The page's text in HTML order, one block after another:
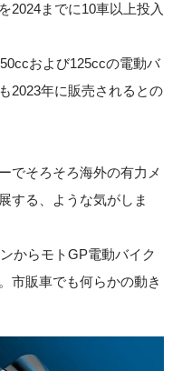
2024までに10車以上投入
および125ccの電動バ
2023年に販売されるとの
でそろそろ海外の有力メ
する、ような気がしま
からモトGP電動バイク
市販車でも何らかの動き